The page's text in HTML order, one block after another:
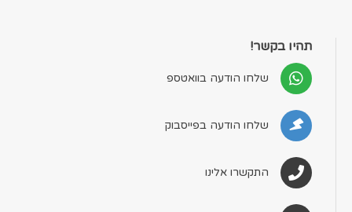
תהיו בקשר!
שלחו הודעה בוואטספ
שלחו הודעה בפייסבוק
התקשרו אלינו